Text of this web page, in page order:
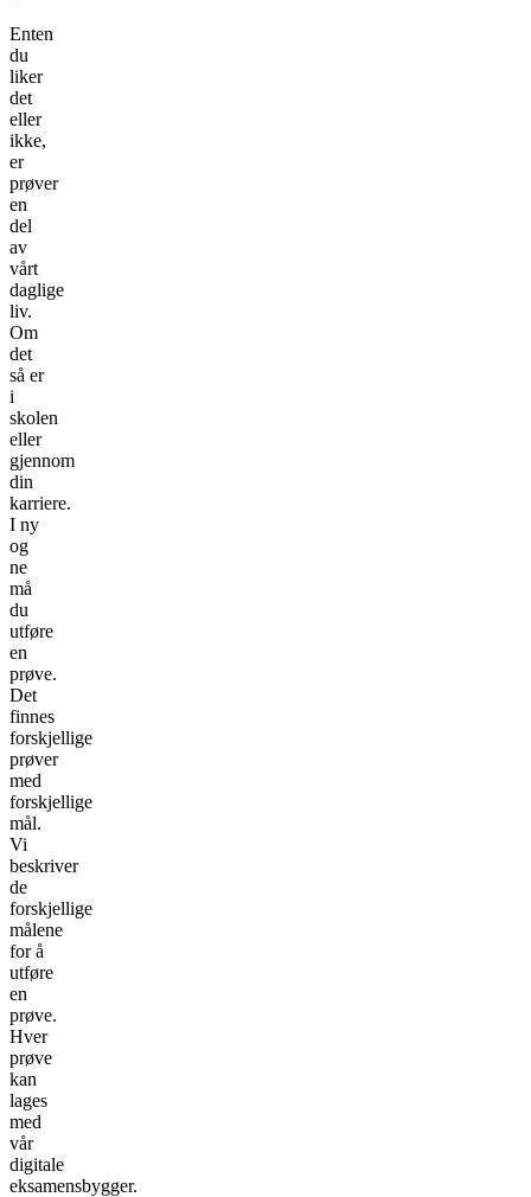
Enten
du
liker
det
eller
ikke,
er
prøver
en
del
av
vårt
daglige
liv.
Om
det
så er
i
skolen
eller
gjennom
din
karriere.
I ny
og
ne
må
du
utføre
en
prøve.
Det
finnes
forskjellige
prøver
med
forskjellige
mål.
Vi
beskriver
de
forskjellige
målene
for å
utføre
en
prøve.
Hver
prøve
kan
lages
med
vår
digitale
eksamensbygger.